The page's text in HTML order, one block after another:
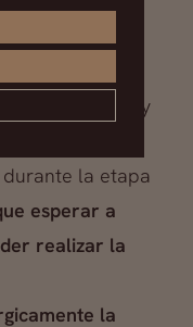
más
(redondeado y
la etapa
esperar a
realizar la
la